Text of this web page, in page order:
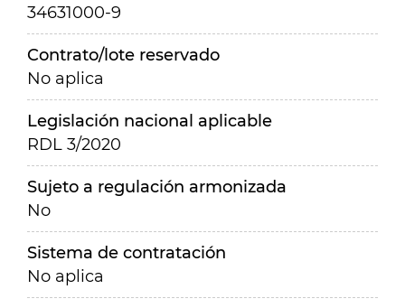
34631000-9
Contrato/lote reservado
No aplica
Legislación nacional aplicable
RDL 3/2020
Sujeto a regulación armonizada
No
Sistema de contratación
No aplica